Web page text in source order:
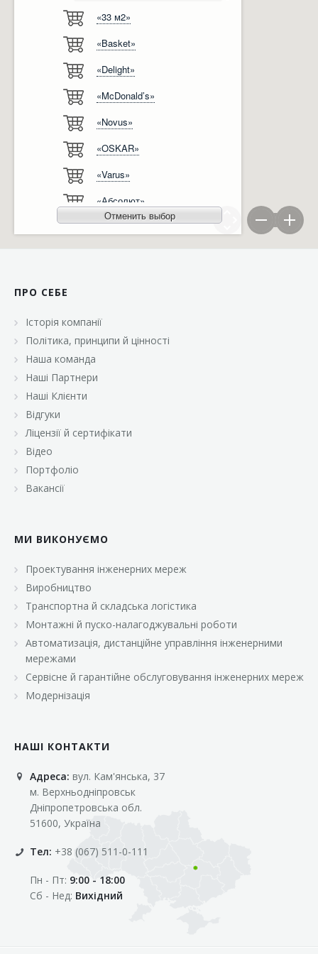
Ліцензії, сертифікати, дипломи
Автоматизація
Модернізація
«33 м2»
«Basket»
«Delight»
«McDonald’s»
«Novus»
«OSKAR»
«Varus»
«Абсолют»
«Агро-Овен»
«Велмарт»
«ВК Експресс»
«Класс»
«Континент»
«Малинка»
«Марс»
«Оптовичок»
«Свіжачок»
«Сільпо»
«Фора»
«Фреш»
«Фуршет»
«Цент»
Отменить выбор
ПРО СЕБЕ
Історія компанії
Політика, принципи й цінності
Наша команда
Наші Партнери
Наші Клієнти
Відгуки
Ліцензії й сертифікати
Відео
Портфоліо
Вакансії
МИ ВИКОНУЄМО
Проектування інженерних мереж
Виробництво
Транспортна й складська логістика
Монтажні й пуско-налагоджувальні роботи
Автоматизація, дистанційне управління інженерними
мережами
Сервісне й гарантійне обслуговування інженерних мереж
Модернізація
НАШІ КОНТАКТИ
Адреса: вул. Кам'янська, 37
м. Верхньодніпровськ
Дніпропетровська обл.
51600, Україна
Тел: +38 (067) 511-0-111
Пн - Пт: 9:00 - 18:00
Сб - Нед: Вихідний